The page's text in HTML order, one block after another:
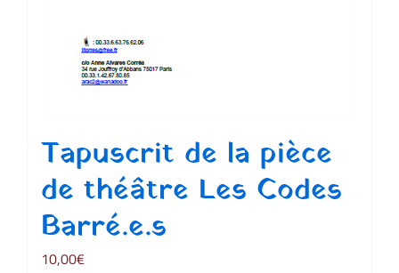
Tapuscrit de la pièce
de théâtre Les Codes
Barré.e.s
10,00€